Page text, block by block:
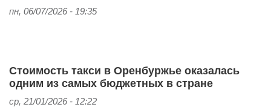
пн, 06/07/2026 - 19:35
Стоимость такси в Оренбуржье оказалась
одним из самых бюджетных в стране
ср, 21/01/2026 - 12:22